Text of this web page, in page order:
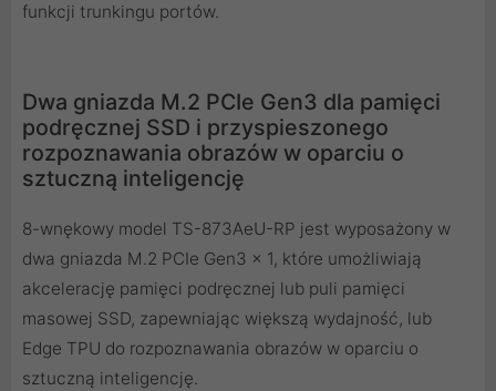
funkcji trunkingu portów.
Dwa gniazda M.2 PCIe Gen3 dla pamięci
podręcznej SSD i przyspieszonego
rozpoznawania obrazów w oparciu o
sztuczną inteligencję
8-wnękowy model TS-873AeU-RP jest wyposażony w
dwa gniazda M.2 PCIe Gen3 x 1, które umożliwiają
akcelerację pamięci podręcznej lub puli pamięci
masowej SSD, zapewniając większą wydajność, lub
Edge TPU do rozpoznawania obrazów w oparciu o
sztuczną inteligencję.